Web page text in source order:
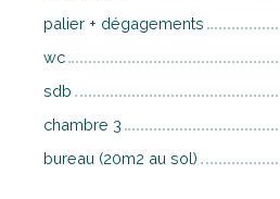
palier + dégagements
wc
sdb
chambre 3
bureau (20m2 au sol)